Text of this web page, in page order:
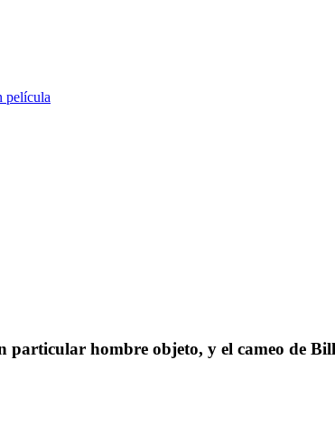
película
hombre objeto, y el cameo de